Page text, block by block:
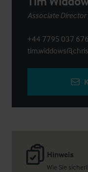
Hinweis
Wie Sie
Associate Director
+44 7795 037 676